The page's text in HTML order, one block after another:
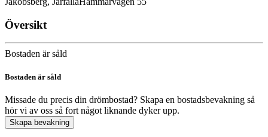
Översikt
Bostaden är såld
Bostaden är såld
Missade du precis din drömbostad? Skapa en bostadsbevakning så
hör vi av oss så fort något liknande dyker upp.
Skapa bevakning